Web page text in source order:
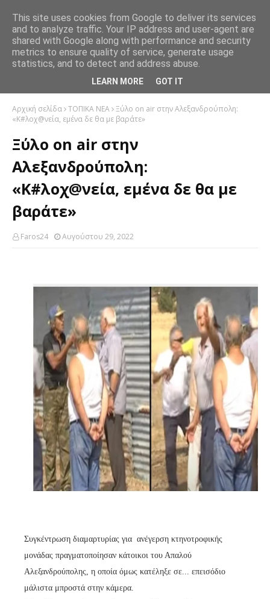
Αρχική σελίδα ΤΟΠΙΚΑ ΝΕΑ Ξύλο on air στην Αλεξανδρούπολη:
«Κ#λοχ@νεία, εμένα δε θα με βαράτε»
Ξύλο on air στην
Αλεξανδρούπολη:
«Κ#λοχ@νεία, εμένα δε θα με
βαράτε»
Faros24 Αυγούστου 29, 2022
Συγκέντρωση διαμαρτυρίας για ανέγερση κτηνοτροφικής
μονάδας πραγματοποίησαν κάτοικοι του Απαλού
Αλεξανδρούπολης, η οποία όμως κατέληξε σε... επεισόδιο
μάλιστα μπροστά στην κάμερα.
This site uses cookies from Google to deliver its services
and to analyze traffic. Your IP address and user-agent are
shared with Google along with performance and security
metrics to ensure quality of service, generate usage
statistics, and to detect and address abuse.
LEARN MORE GOT IT